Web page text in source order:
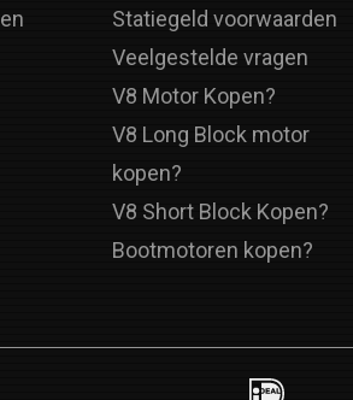
Statiegeld voorwaarden
Veelgestelde vragen
V8 Motor Kopen?
V8 Long Block motor
kopen?
V8 Short Block Kopen?
Bootmotoren kopen?